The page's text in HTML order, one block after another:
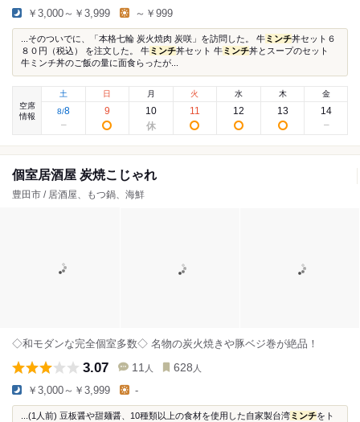
￥3,000～￥3,999 ～￥999
...そのついでに、「本格七輪 炭火焼肉 炭咲」を訪問した。 牛ミンチ丼セット６
８０円（税込） を注文した。 牛ミンチ丼セット 牛ミンチ丼とスープのセット
牛ミンチ丼のご飯の量に面食らったが...
空席
情報
土
8/8
日
9
月
10
火
11
水
12
木
13
金
14
個室居酒屋 炭焼こじゃれ
豊田市 / 居酒屋、もつ鍋、海鮮
◇和モダンな完全個室多数◇ 名物の炭火焼きや豚ベジ巻が絶品！
3.07 11 人 628 人
￥3,000～￥3,999 -
...(1人前) 豆板醤や甜麺醤、10種類以上の食材を使用した自家製台湾ミンチをト